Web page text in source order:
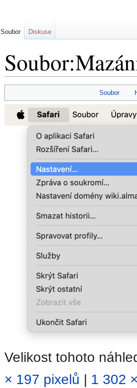
na
navigaci
na
vyhledávání
Soubor
Velikost tohoto
× 197 pixelů | 1 302
Soubor Diskuse